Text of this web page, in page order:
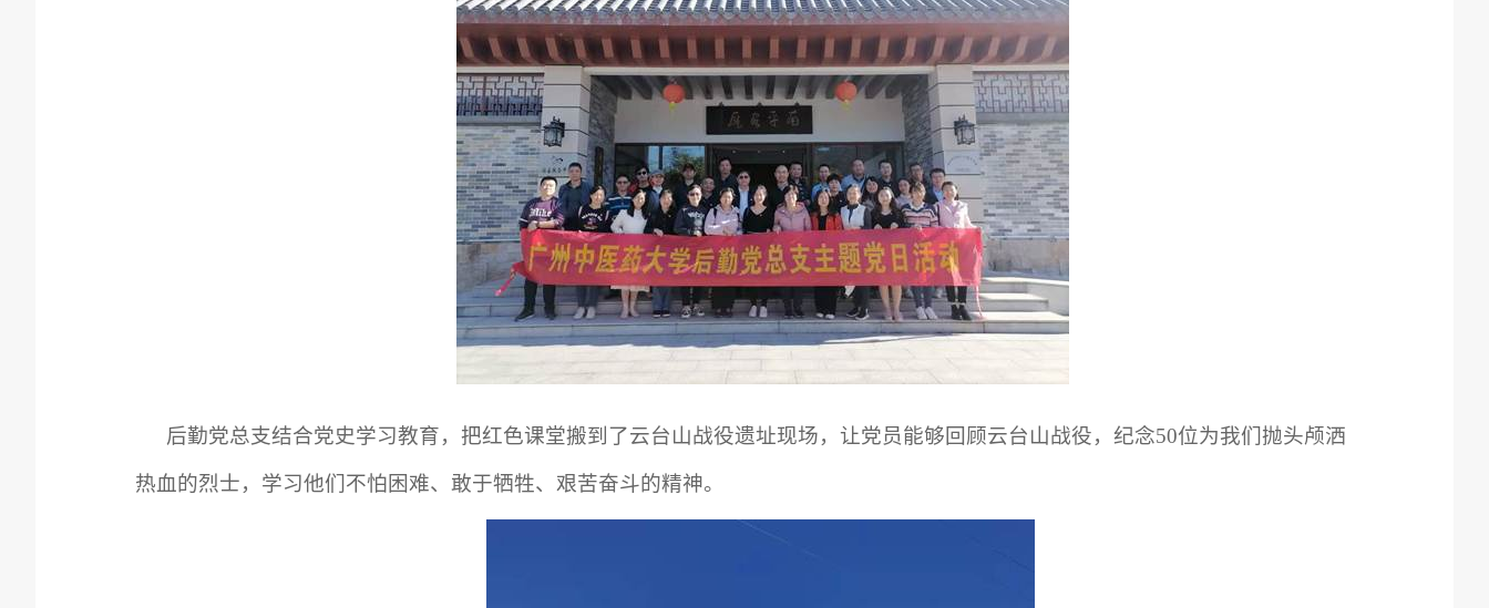
后勤党总支结合党史学习教育，把红色课堂搬到了云台山战役遗址现场，让党员能够回顾云台山战役，纪念50位为我们抛头颅洒
热血的烈士，学习他们不怕困难、敢于牺牲、艰苦奋斗的精神。